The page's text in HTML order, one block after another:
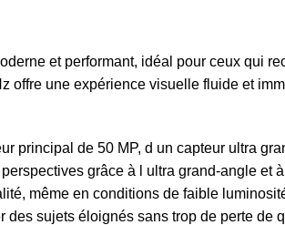
et performant, idéal pour ceux qui
offre une expérience visuelle fluide et
principal de 50 MP, d un capteur ultra
grâce à l ultra grand-angle et
même en conditions de faible
sujets éloignés sans trop de perte de